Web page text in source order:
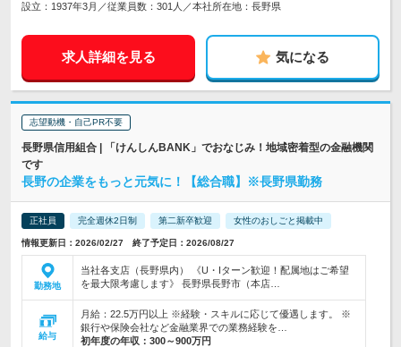
設立：1937年3月／従業員数：301人／本社所在地：長野県
求人詳細を見る 気になる
志望動機・自己PR不要
長野県信用組合 | 「けんしんBANK」でおなじみ！地域密着型の金融機関
です
長野の企業をもっと元気に！【総合職】※長野県勤務
正社員 完全週休2日制 第二新卒歓迎 女性のおしごと掲載中
情報更新日：2026/02/27 終了予定日：2026/08/27
勤務地
当社各支店（長野県内） 《U・Iターン歓迎！配属地はご希望
を最大限考慮します》 長野県長野市（本店…
給与
月給：22.5万円以上 ※経験・スキルに応じて優遇します。 ※
銀行や保険会社など金融業界での業務経験を…
初年度の年収： 300～900万円